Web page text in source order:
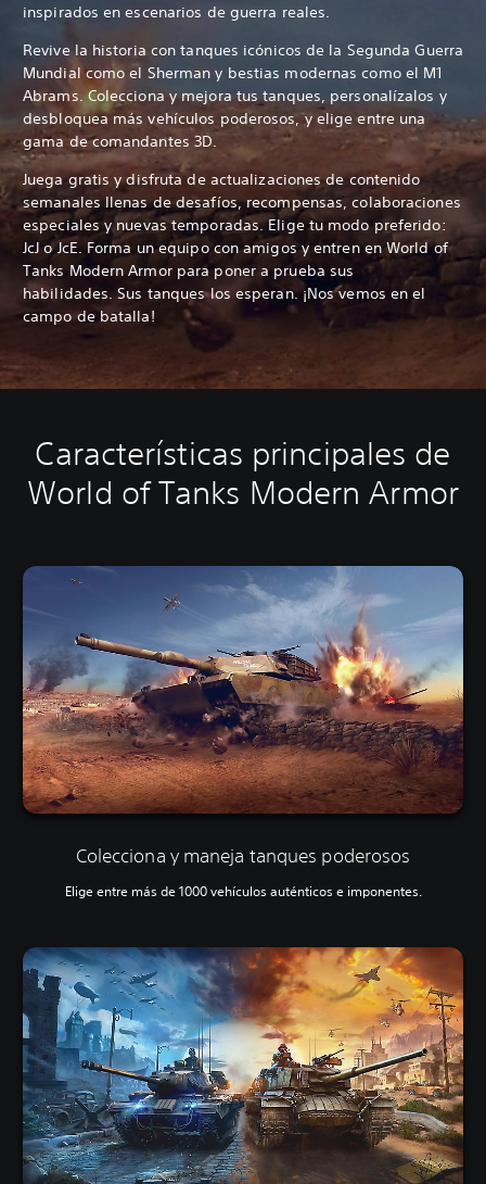
inspirados en escenarios de guerra reales.
Revive la historia con tanques icónicos de la Segunda Guerra
Mundial como el Sherman y bestias modernas como el M1
Abrams. Colecciona y mejora tus tanques, personalízalos y
desbloquea más vehículos poderosos, y elige entre una
gama de comandantes 3D.
Juega gratis y disfruta de actualizaciones de contenido
semanales llenas de desafíos, recompensas, colaboraciones
especiales y nuevas temporadas. Elige tu modo preferido:
JcJ o JcE. Forma un equipo con amigos y entren en World of
Tanks Modern Armor para poner a prueba sus
habilidades. Sus tanques los esperan. ¡Nos vemos en el
campo de batalla!
Características principales de
World of Tanks Modern Armor
Colecciona y maneja tanques poderosos
Elige entre más de 1000 vehículos auténticos e imponentes.